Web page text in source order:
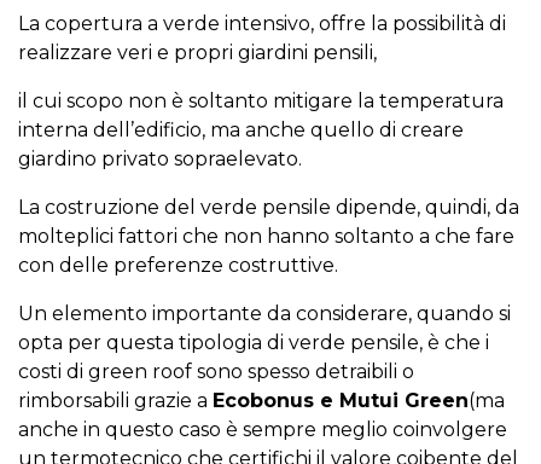
La copertura a verde intensivo, offre la possibilità di
realizzare veri e propri giardini pensili,
il cui scopo non è soltanto mitigare la temperatura
interna dell’edificio, ma anche quello di creare
giardino privato sopraelevato.
La costruzione del verde pensile dipende, quindi, da
molteplici fattori che non hanno soltanto a che fare
con delle preferenze costruttive.
Un elemento importante da considerare, quando si
opta per questa tipologia di verde pensile, è che i
costi di green roof sono spesso detraibili o
rimborsabili grazie a Ecobonus e Mutui Green(ma
anche in questo caso è sempre meglio coinvolgere
un termotecnico che certifichi il valore coibente del